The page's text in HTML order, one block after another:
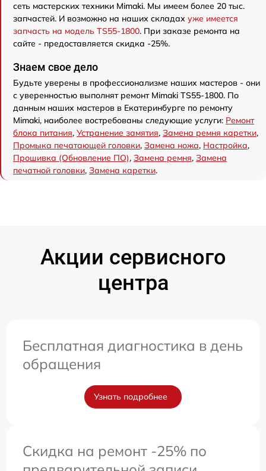
сеть мастерских техники Mimaki. Мы имеем более 20 тыс.
запчастей. И возможно на наших складах уже имеется
запчасть на модель TS55-1800. При заказе ремонта на
сайте - предоставляется скидка -25%.
Знаем свое дело
Будьте уверены в профессионализме наших мастеров - они
с уверенностью выполнят ремонт Mimaki TS55-1800. По
данным наших мастеров в Екатеринбурге по ремонту
Mimaki, наиболее востребованы следующие услуги: Ремонт
блока питания, Устранение замятия, Замена ремня каретки,
Промыка печатающей головки, Замена ножа, Настройка,
Прошивка (Обновление ПО), Замена ремня, Замена
печатной головки, Замена каретки.
Акции сервисного
центра
Бесплатная диагностика в день
обращения
Узнать подробнее
Скидка на ремонт -25% по